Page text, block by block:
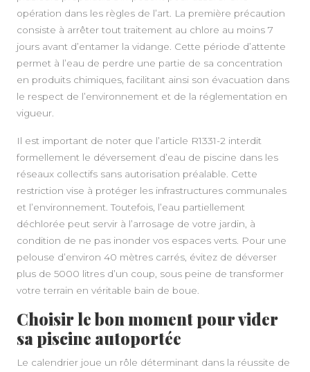
opération dans les règles de l’art. La première précaution
consiste à arrêter tout traitement au chlore au moins 7
jours avant d’entamer la vidange. Cette période d’attente
permet à l’eau de perdre une partie de sa concentration
en produits chimiques, facilitant ainsi son évacuation dans
le respect de l’environnement et de la réglementation en
vigueur.
Il est important de noter que l’article R1331-2 interdit
formellement le déversement d’eau de piscine dans les
réseaux collectifs sans autorisation préalable. Cette
restriction vise à protéger les infrastructures communales
et l’environnement. Toutefois, l’eau partiellement
déchlorée peut servir à l’arrosage de votre jardin, à
condition de ne pas inonder vos espaces verts. Pour une
pelouse d’environ 40 mètres carrés, évitez de déverser
plus de 5000 litres d’un coup, sous peine de transformer
votre terrain en véritable bain de boue.
Choisir le bon moment pour vider
sa piscine autoportée
Le calendrier joue un rôle déterminant dans la réussite de